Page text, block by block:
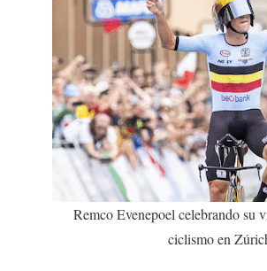
Remco Evenepoel celebrando su
ciclismo en